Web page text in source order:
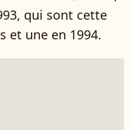
qui sont cette
et une en 1994.